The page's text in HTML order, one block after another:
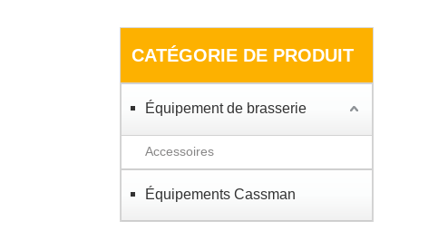
CATÉGORIE DE PRODUIT
Équipement de brasserie
Accessoires
Équipements Cassman